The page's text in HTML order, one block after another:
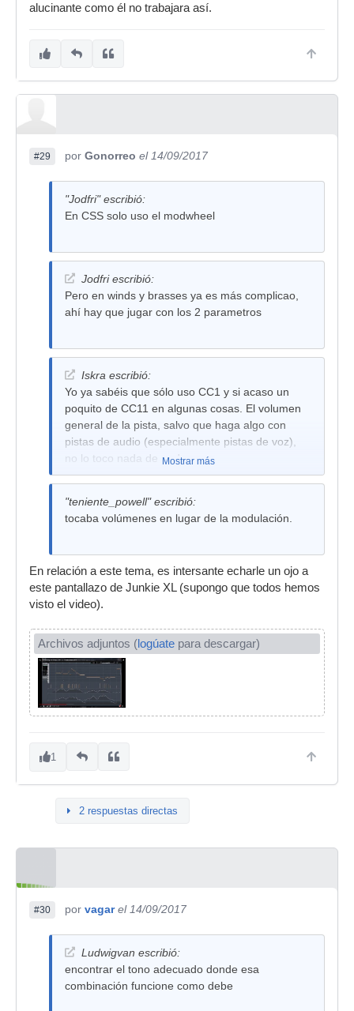
alucinante como él no trabajara así.
#29 por Gonorreo el 14/09/2017
"Jodfri" escribió:
En CSS solo uso el modwheel
Jodfri escribió:
Pero en winds y brasses ya es más complicao,
ahí hay que jugar con los 2 parametros
Iskra escribió:
Yo ya sabéis que sólo uso CC1 y si acaso un
poquito de CC11 en algunas cosas. El volumen
general de la pista, salvo que haga algo con
pistas de audio (especialmente pistas de voz),
no lo toco nada de nada.Mostrar más
"teniente_powell" escribió:
tocaba volúmenes en lugar de la modulación.
En relación a este tema, es intersante echarle un ojo a
este pantallazo de Junkie XL (supongo que todos hemos
visto el video).
Archivos adjuntos (logúate para descargar)
1
2 respuestas directas
#30 por vagar el 14/09/2017
Ludwigvan escribió:
encontrar el tono adecuado donde esa
combinación funcione como debe